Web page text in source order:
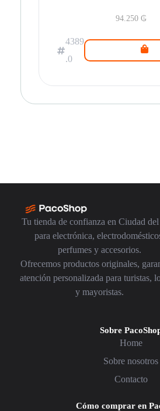
94.250 ₲
4389
.0
Tu tienda de confianza en Ciudad
para electrónica,
perfumes y accesorios.
Ofrecemos productos originales,
atención personalizada para turistas,
y mayoristas.
Sobre
Home
Sobre nosotros
Contacto
Cómo comprar en